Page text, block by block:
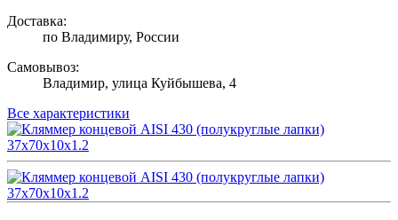
Доставка:
по Владимиру, России
Самовывоз:
Владимир, улица Куйбышева, 4
Все характеристики